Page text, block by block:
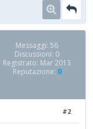
Messaggi: 56
Discussioni: 0
Registrato: Mar 2013
Reputazione: 0
#2